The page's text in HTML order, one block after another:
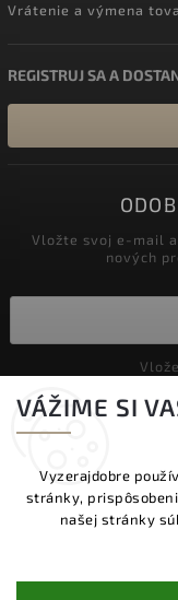
VÁŽIME SI
Vyzerajdobre
stránky,
našej stránky
DOPRAVA
PRACOVNÝCH
VÝMENA TOVARU
Vrátenie a výmena
REGISTRUJ SA A
Vložte svoj e-mail
nových
Copyright 2026